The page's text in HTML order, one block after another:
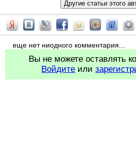
еще нет ниодного комментария...
Вы не можете оставлять
Войдите или